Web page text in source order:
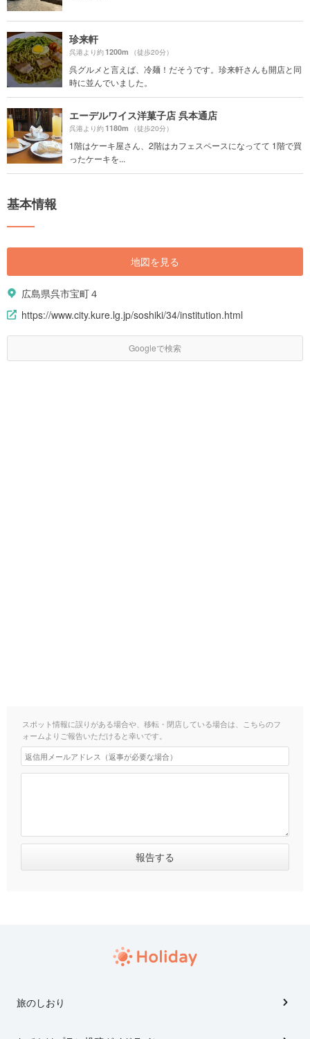
珍来軒
呉港より約1200m （徒歩20分）
呉グルメと言えば、冷麺！だそうです。珍来軒さんも開店と同
時に並んでいました。
エーデルワイス洋菓子店 呉本通店
呉港より約1180m （徒歩20分）
1階はケーキ屋さん、2階はカフェスペースになってて 1階で買
ったケーキを...
基本情報
地図を見る
広島県呉市宝町４
https://www.city.kure.lg.jp/soshiki/34/institution.html
Googleで検索
スポット情報に誤りがある場合や、移転・閉店している場合は、こちらのフ
ォームよりご報告いただけると幸いです。
旅のしおり